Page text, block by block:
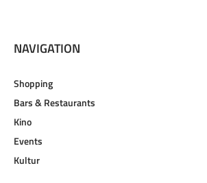
NAVIGATION
Shopping
Bars & Restaurants
Kino
Events
Kultur